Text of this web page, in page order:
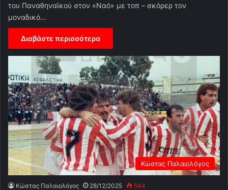
του Παναθηναϊκού στον «Ναό» με τοπ – σκόρερ τον
μοναδικό…
Διαβάστε περισσότερα
Κώστας Παλαιολόγος
Κώστας Παλαιολόγος 28/12/2025 544